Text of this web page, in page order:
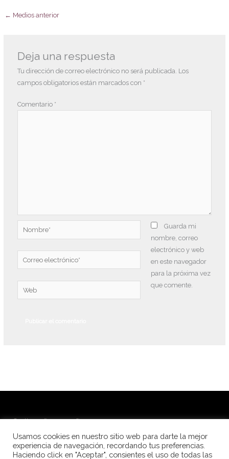
← Medios anterior
Deja una respuesta
Tu dirección de correo electrónico no será publicada. Los
campos obligatorios están marcados con *
Comentario *
Nombre*
Correo
electrónico*
Web
Guarda mi
nombre, correo
electrónico y web
en este navegador
para la próxima vez
que comente.
© Alba Peña Fotografía 2026
Fotografía de festivales de danza
Fotografía para escuelas de danza
Usamos cookies en nuestro sitio web para darte la mejor
experiencia de navegación, recordando tus preferencias.
Haciendo click en "Aceptar", consientes el uso de todas las